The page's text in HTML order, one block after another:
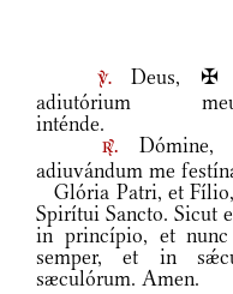
v.Deus, ✠
adiutórium
inténde.
r.Dómine,
adiuvándum me
Glória Patri, et
Spirítui Sancto. Sicut
in princípio, et
semper, et in
sæculórum. Amen.